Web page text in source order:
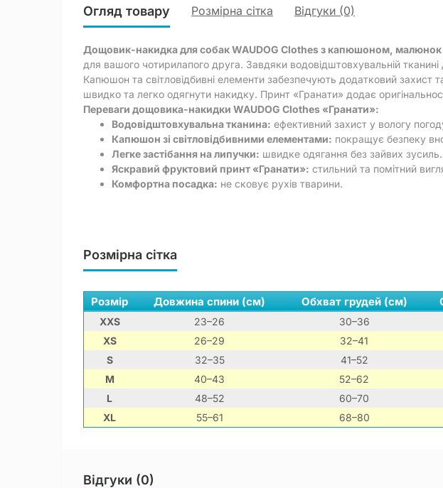
Огляд товару Розмірна сітка Відгуки (0)
Дощовик-накидка для собак WAUDOG Clothes з капюшоном, малюнок
для вашого чотирилапого друга. Завдяки водовідштовхувальній
Капюшон та світловідбивні елементи забезпечують додатковий
швидко та легко одягнути накидку. Принт «Гранати» додає
Переваги дощовика-накидки WAUDOG Clothes «Гранати»:
Водовідштовхувальна тканина: ефективний захист у вологу
Капюшон зі світловідбивними елементами: покращує безпеку
Легке застібання на липучки: швидке одягання без зайвих зусиль.
Яскравий фруктовий принт «Гранати»: стильний та помітний
Комфортна посадка: не сковує рухів тварини.
Розмірна сітка
Розмір Довжина спини (см) Обхват грудей (см)
XXS 23–26 30–36
XS
26–29 32–41
S
32–35 41–52
M
40–43 52–62
L
48–52 60–70
XL
55–61 68–80
Відгуки (0)